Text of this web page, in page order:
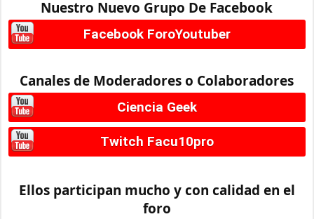
Nuestro Nuevo Grupo De Facebook
Facebook ForoYoutuber
Canales de Moderadores o Colaboradores
Ciencia Geek
Twitch Facu10pro
Ellos participan mucho y con calidad en el
foro